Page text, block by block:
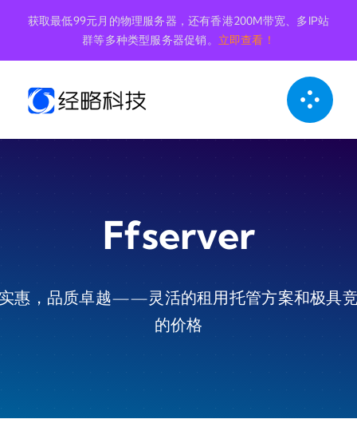
内
获取最低99元月的物理服务器，还有香港200M带宽、多IP站
群等多种类型服务器促销。 立即查看！
Ffserver
惠，品质卓越——灵活的租用托管方案和极具
的价格